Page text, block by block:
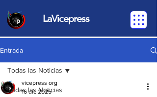
LaVicepress
Entrada
Todas las Noticias
Todas las Noticias
vicepress org
16 dic 2025